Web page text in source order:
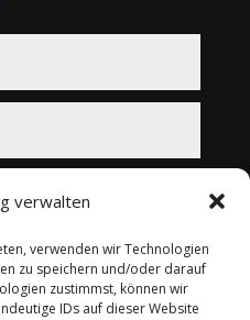
verwalten
verwenden wir Technologien
zu speichern und/oder darauf
zustimmst, können wir
IDs auf dieser Website